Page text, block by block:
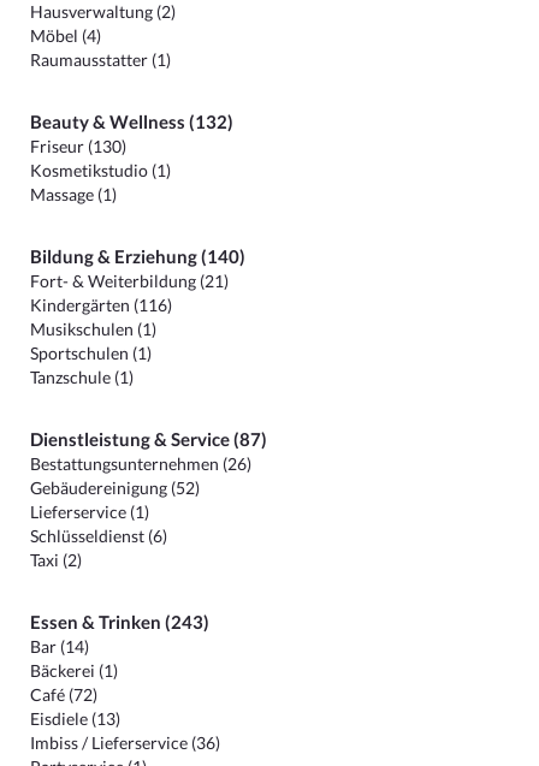
Hausverwaltung (2)
Möbel (4)
Raumausstatter (1)
Beauty & Wellness (132)
Friseur (130)
Kosmetikstudio (1)
Massage (1)
Bildung & Erziehung (140)
Fort- & Weiterbildung (21)
Kindergärten (116)
Musikschulen (1)
Sportschulen (1)
Tanzschule (1)
Dienstleistung & Service (87)
Bestattungsunternehmen (26)
Gebäudereinigung (52)
Lieferservice (1)
Schlüsseldienst (6)
Taxi (2)
Essen & Trinken (243)
Bar (14)
Bäckerei (1)
Café (72)
Eisdiele (13)
Imbiss / Lieferservice (36)